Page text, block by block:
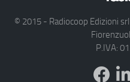
© 2015 - Radiocoop Edizioni
P.IVA: